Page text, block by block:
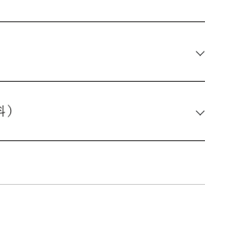
ット6文字まで刻印可能
なく購入後の刻印も、リングに初めて